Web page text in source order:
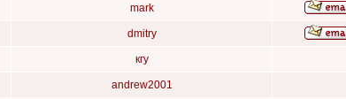
mark
dmitry
кгу
andrew2001